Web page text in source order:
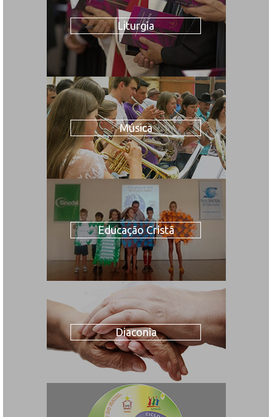
Liturgia
Música
Educação Cristã
Diaconia